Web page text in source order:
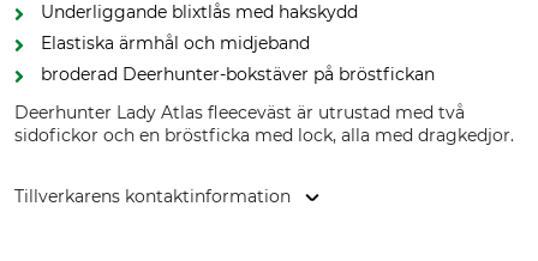
Underliggande blixtlås med hakskydd
Elastiska ärmhål och midjeband
broderad Deerhunter-bokstäver på bröstfickan
Deerhunter Lady Atlas fleeceväst är utrustad med två
sidofickor och en bröstficka med lock, alla med dragkedjor.
Tillverkarens kontaktinformation